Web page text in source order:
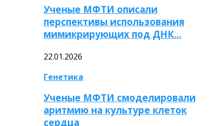
Ученые МФТИ описали
перспективы использования
мимикрирующих под ДНК…
22.01.2026
Генетика
Ученые МФТИ смоделировали
аритмию на культуре клеток
сердца